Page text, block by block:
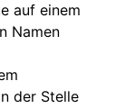
auf einem
Namen
der Stelle